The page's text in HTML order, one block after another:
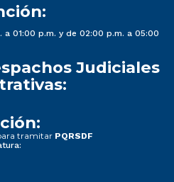
a 01:00 p.m. y de 02:00 p.m. a 05:00
Judiciales
tramitar PQRSDF